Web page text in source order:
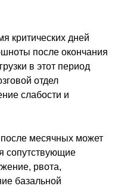
критических дней
после окончания
в этот период
отдел
слабости и
месячных может
сопутствующие
рвота,
базальной